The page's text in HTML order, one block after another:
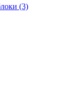
(3)